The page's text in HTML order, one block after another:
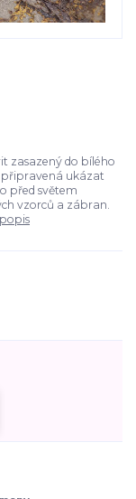
zasazený do bílého
ukázat
před světem
vzorců a zábran.